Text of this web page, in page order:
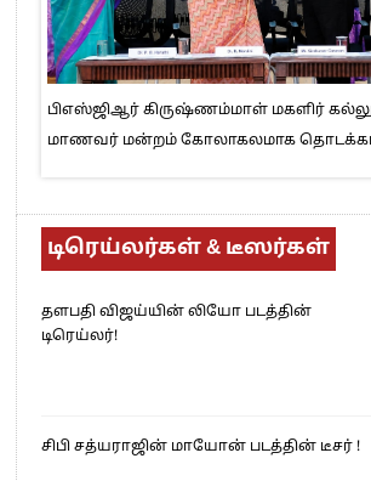
பிஎஸ்ஜிஆர் கிருஷ்ணம்மாள் மகளிர்
மாணவர் மன்றம் கோலாகலமாக
டிரெய்லர்கள் & டீஸர்கள்
தளபதி விஜய்யின் லியோ படத்தின்
டிரெய்லர்!
சிபி சத்யராஜின் மாயோன் படத்தின் டீசர் !